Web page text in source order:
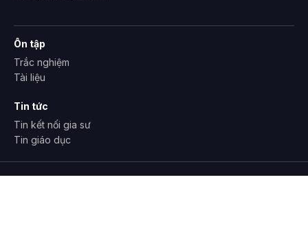
Ôn tập
Trắc nghiệm
Tài liệu
Tin tức
Tin kết nối gia sư
Tin giáo dục